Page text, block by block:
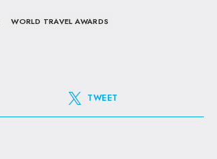
WORLD TRAVEL AWARDS
TWEET